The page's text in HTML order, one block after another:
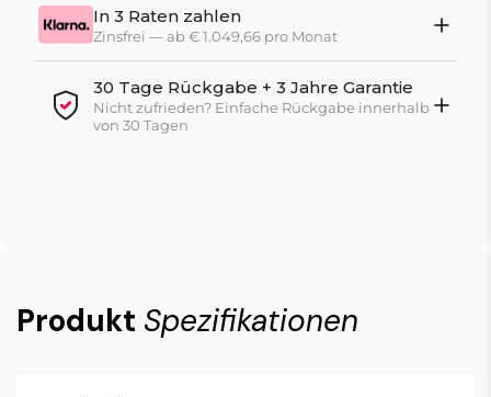
In 3 Raten zahlen
Zinsfrei — ab € 1.049,66 pro Monat
30 Tage Rückgabe + 3 Jahre Garantie
Nicht zufrieden? Einfache Rückgabe innerhalb
von 30 Tagen
Produkt Spezifikationen